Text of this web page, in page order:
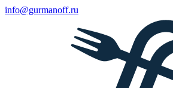
info@gurmanoff.ru